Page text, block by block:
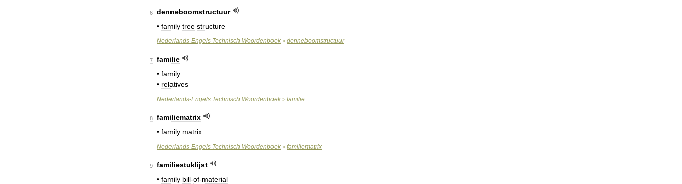
6
denneboomstructuur
• family tree structure
Nederlands-Engels Technisch Woordenboek > denneboomstructuur
7
familie
• family
• relatives
Nederlands-Engels Technisch Woordenboek > familie
8
familiematrix
• family matrix
Nederlands-Engels Technisch Woordenboek > familiematrix
9
familiestuklijst
• family bill-of-material